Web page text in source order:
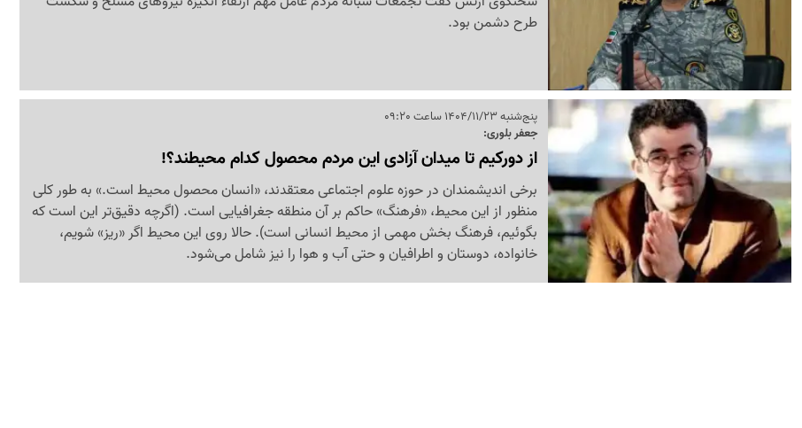
طرح دشمن بود.
پنج‌شنبه 1404/11/23 ساعت 09:20
جعفر بلوری:
از دورکیم تا میدان آزادی این مردم محصول کدام محیطند؟!
برخی اندیشمندان در حوزه علوم اجتماعی معتقدند، «انسان محصول محیط است.» به طور کلی
منظور از این محیط، «فرهنگ» حاکم بر آن منطقه جغرافیایی است. (اگرچه دقیق‌تر این است که
بگوئیم، فرهنگ بخش مهمی از محیط انسانی است). حالا روی این محیط اگر «ریز» شویم،
خانواده، دوستان و اطرافیان و حتی آب و هوا را نیز شامل می‌شود.